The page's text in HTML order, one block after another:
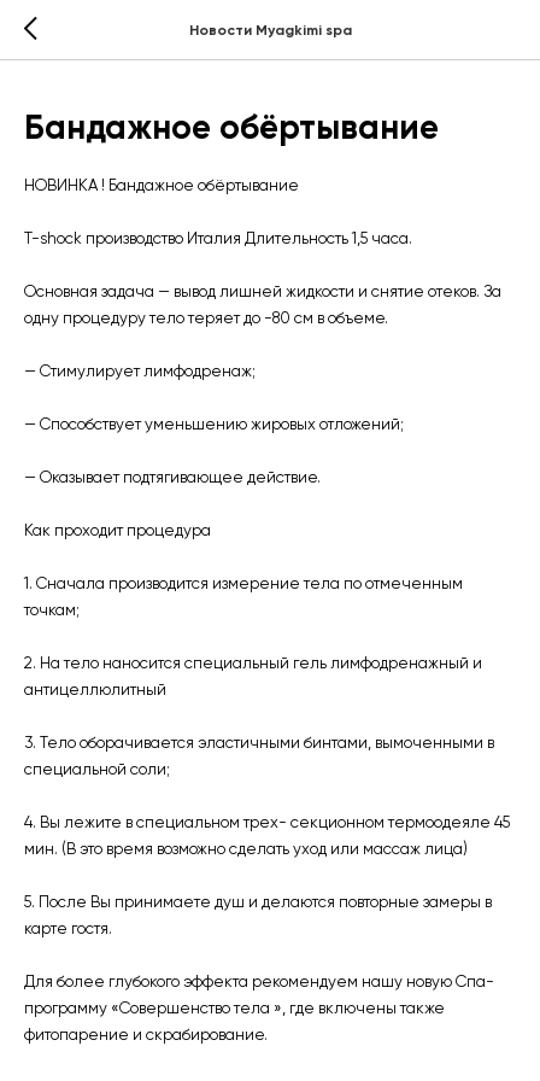
Новости Myagkimi spa
Бандажное обёртывание
НОВИНКА ! Бандажное обёртывание
T-shock производство Италия Длительность 1,5 часа.
Основная задача — вывод лишней жидкости и снятие отеков. За
одну процедуру тело теряет до -80 см в объеме. ⠀
— Стимулирует лимфодренаж;⠀
— Способствует уменьшению жировых отложений;⠀
— Оказывает подтягивающее действие.⠀ ⠀
Как проходит процедура⠀
1. Сначала производится измерение тела по отмеченным
точкам;⠀
2. На тело наносится специальный гель лимфодренажный и
антицеллюлитный
3. Тело оборачивается эластичными бинтами, вымоченными в
специальной соли;⠀
4. Вы лежите в специальном трех- секционном термоодеяле 45
мин. (В это время возможно сделать уход или массаж лица)
5. После Вы принимаете душ и делаются повторные замеры в
карте гостя.
Для более глубокого эффекта рекомендуем нашу новую Спа-
программу «Совершенство тела », где включены также
фитопарение и скрабирование.